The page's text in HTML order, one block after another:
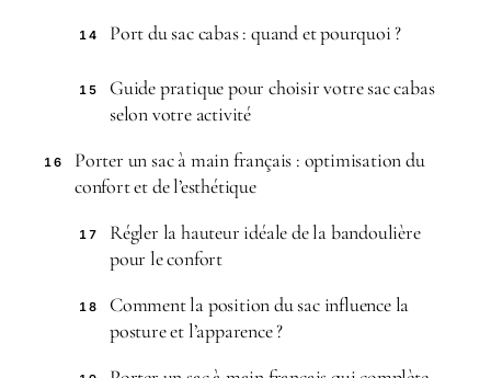
14 Port du sac cabas : quand et pourquoi ?
15
Guide pratique pour choisir votre sac cabas
selon votre activité
16
Porter un sac à main français : optimisation du
confort et de l’esthétique
17
Régler la hauteur idéale de la bandoulière
pour le confort
18
Comment la position du sac influence la
posture et l’apparence ?